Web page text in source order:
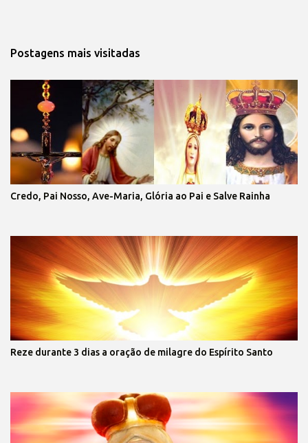
Postagens mais visitadas
Credo, Pai Nosso, Ave-Maria, Glória ao Pai e Salve Rainha
Reze durante 3 dias a oração de milagre do Espírito Santo